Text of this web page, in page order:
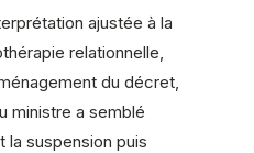
ajustée à la
relationnelle,
du décret,
ministre a semblé
la suspension puis